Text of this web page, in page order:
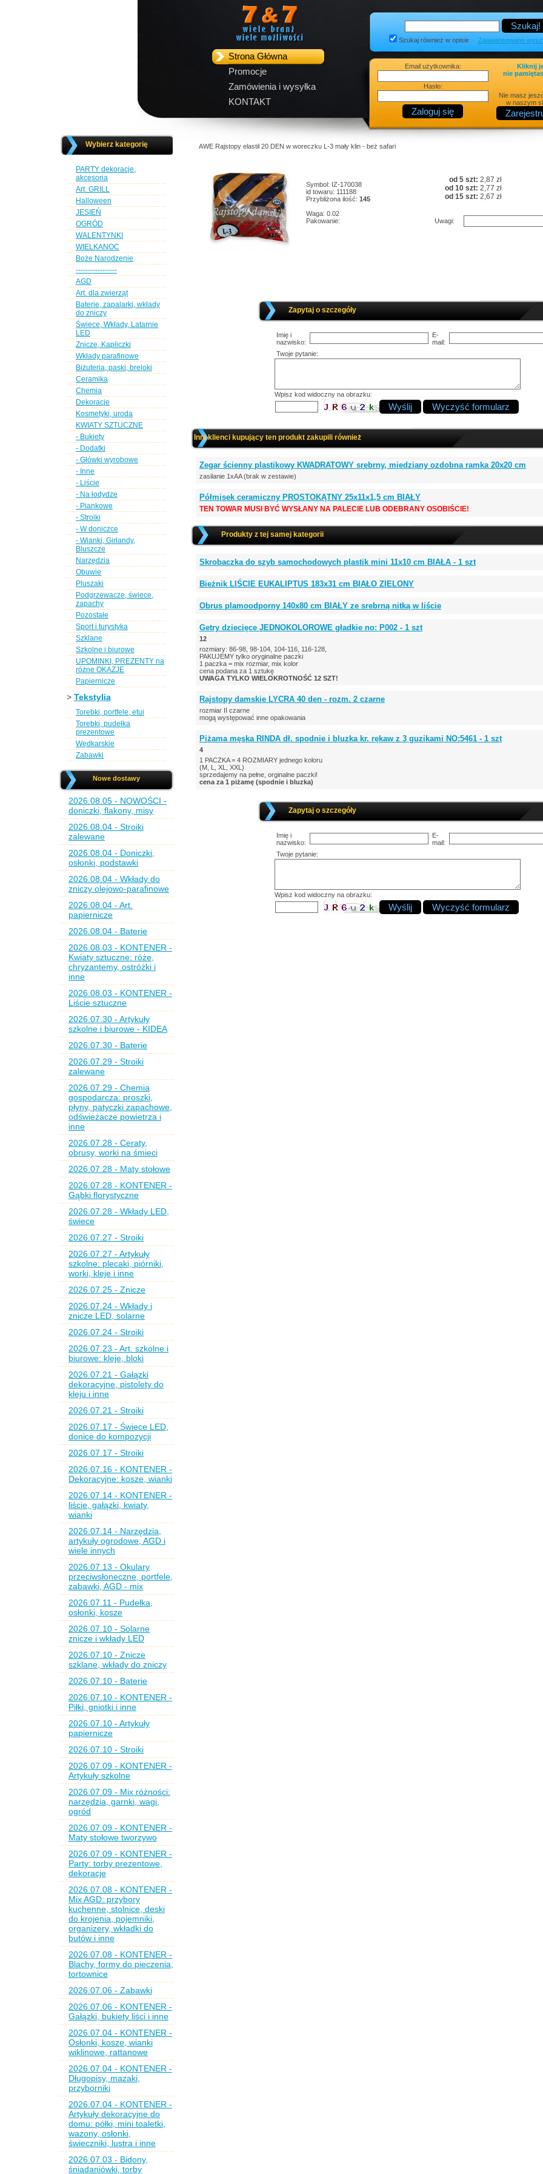
Strona Główna
Promocje
Zamówienia i wysyłka
KONTAKT
Szukaj również w opisie Zaawansowane
Email użytkownika:
Hasło:
Kliknij
nie
Nie masz
w naszym
Wybierz kategorię
PARTY dekoracje,
akcesoria
Art. GRILL
Halloween
JESIEŃ
OGRÓD
WALENTYNKI
WIELKANOC
Boże Narodzenie
-----------------
AGD
Art. dla zwierząt
Baterie, zapalarki, wkłady
do zniczy
Świece, Wkłady, Latarnie
LED
Znicze, Kapliczki
Wkłady parafinowe
Biżuteria, paski, breloki
Ceramika
Chemia
Dekoracje
Kosmetyki, uroda
KWIATY SZTUCZNE
- Bukiety
- Dodatki
- Główki wyrobowe
- Inne
- Liście
- Na łodydze
- Piankowe
- Stroiki
- W doniczce
- Wianki, Girlandy,
Bluszcze
Narzędzia
Obuwie
Pluszaki
Podgrzewacze, świece,
zapachy
Pozostałe
Sport i turystyka
Szklane
Szkolne i biurowe
UPOMINKI, PREZENTY na
różne OKAZJE
Papiernicze
> Tekstylia
Torebki, portfele, etui
Torebki, pudełka
prezentowe
Wędkarskie
Zabawki
Nowe dostawy
2026.08.05 - NOWOŚCI -
doniczki, flakony, misy
2026.08.04 - Stroiki
zalewane
2026.08.04 - Doniczki,
osłonki, podstawki
2026.08.04 - Wkłady do
zniczy olejowo-parafinowe
2026.08.04 - Art.
papiernicze
2026.08.04 - Baterie
2026.08.03 - KONTENER -
Kwiaty sztuczne: róże,
chryzantemy, ostróżki i
inne
2026.08.03 - KONTENER -
Liście sztuczne
2026.07.30 - Artykuły
szkolne i biurowe - KIDEA
2026.07.30 - Baterie
2026.07.29 - Stroiki
zalewane
2026.07.29 - Chemia
gospodarcza: proszki,
płyny, patyczki zapachowe,
odświeżacze powietrza i
inne
2026.07.28 - Ceraty,
obrusy, worki na śmieci
2026.07.28 - Maty stołowe
2026.07.28 - KONTENER -
Gąbki florystyczne
2026.07.28 - Wkłady LED,
świece
2026.07.27 - Stroiki
2026.07.27 - Artykuły
szkolne: plecaki, piórniki,
worki, kleje i inne
2026.07.25 - Znicze
2026.07.24 - Wkłady i
znicze LED, solarne
2026.07.24 - Stroiki
2026.07.23 - Art. szkolne i
biurowe: kleje, bloki
2026.07.21 - Gałązki
dekoracyjne, pistolety do
kleju i inne
2026.07.21 - Stroiki
2026.07.17 - Świece LED,
donice do kompozycji
2026.07.17 - Stroiki
2026.07.16 - KONTENER -
Dekoracyjne: kosze, wianki
2026.07.14 - KONTENER -
liście, gałązki, kwiaty,
wianki
2026.07.14 - Narzędzia,
artykuły ogrodowe, AGD i
wiele innych
2026.07.13 - Okulary
przeciwsłoneczne, portfele,
zabawki, AGD - mix
2026.07.11 - Pudełka,
osłonki, kosze
2026.07.10 - Solarne
znicze i wkłady LED
2026.07.10 - Znicze
szklane, wkłady do zniczy
2026.07.10 - Baterie
2026.07.10 - KONTENER -
Piłki, gniotki i inne
2026.07.10 - Artykuły
papiernicze
2026.07.10 - Stroiki
2026.07.09 - KONTENER -
Artykuły szkolne
2026.07.09 - Mix różności:
narzędzia, garnki, wagi,
ogród
2026.07.09 - KONTENER -
Maty stołowe tworzywo
2026.07.09 - KONTENER -
Party: torby prezentowe,
dekoracje
2026.07.08 - KONTENER -
Mix AGD: przybory
kuchenne, stolnice, deski
do krojenia, pojemniki,
organizery, wkładki do
butów i inne
2026.07.08 - KONTENER -
Blachy, formy do pieczenia,
tortownice
2026.07.06 - Zabawki
2026.07.06 - KONTENER -
Gałązki, bukiety liści i inne
2026.07.04 - KONTENER -
Osłonki, kosze, wianki
wiklinowe, rattanowe
2026.07.04 - KONTENER -
Długopisy, mazaki,
przyborniki
2026.07.04 - KONTENER -
Artykuły dekoracyjne do
domu: półki, mini toaletki,
wazony, osłonki,
świeczniki, lustra i inne
2026.07.03 - Bidony,
śniadaniówki, torby
AWE Rajstopy elastil 20 DEN w woreczku L-3 mały klin - beż safari
Symbol: IZ-170038
id towaru: 111188
Przybliżona ilość: 145
Waga: 0.02
Pakowanie:
od 5 szt: 2,87 zł
od 10 szt: 2,77 zł
od 15 szt: 2,67 zł
Uwagi:
Zapytaj o szczegóły
Imię i
nazwisko:
E-
mail:
Twoje pytanie:
Wpisz kod widoczny na obrazku:
Inni klienci kupujący ten produkt zakupili również
Zegar ścienny plastikowy KWADRATOWY srebrny, miedziany ozdobna ramka 20x20 cm
zasilanie 1xAA (brak w zestawie)
Półmisek ceramiczny PROSTOKĄTNY 25x11x1,5 cm BIAŁY
TEN TOWAR MUSI BYĆ WYSŁANY NA PALECIE LUB ODEBRANY OSOBIŚCIE!
Produkty z tej samej kategorii
Skrobaczka do szyb samochodowych plastik mini 11x10 cm BIAŁA - 1 szt
Bieżnik LIŚCIE EUKALIPTUS 183x31 cm BIAŁO ZIELONY
Obrus plamoodporny 140x80 cm BIAŁY ze srebrną nitką w liście
Getry dziecięce JEDNOKOLOROWE gładkie no: P002 - 1 szt
12
rozmiary: 86-98, 98-104, 104-116, 116-128,
PAKUJEMY tylko oryginalne paczki
1 paczka = mix rozmiar, mix kolor
cena podana za 1 sztukę
UWAGA TYLKO WIELOKROTNOŚĆ 12 SZT!
Rajstopy damskie LYCRA 40 den - rozm. 2 czarne
rozmiar II czarne
mogą występować inne opakowania
Piżama męska RINDA dł. spodnie i bluzka kr. rękaw z 3 guzikami NO:5461 - 1 szt
4
1 PACZKA = 4 ROZMIARY jednego koloru
(M, L, XL, XXL)
sprzedajemy na pełne, orginalne paczki!
cena za 1 piżamę (spodnie i bluzka)
Zapytaj o szczegóły
Imię i
nazwisko:
E-
mail:
Twoje pytanie:
Wpisz kod widoczny na obrazku: